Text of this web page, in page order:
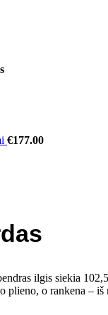
€177.00
ilgis siekia
plieno, o rankena –